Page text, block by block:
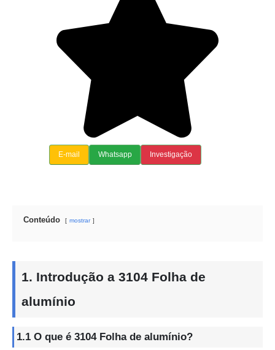
E-mail Whatsapp Investigação
Conteúdo mostrar
1. Introdução a 3104 Folha de
alumínio
1.1 O que é 3104 Folha de alumínio?